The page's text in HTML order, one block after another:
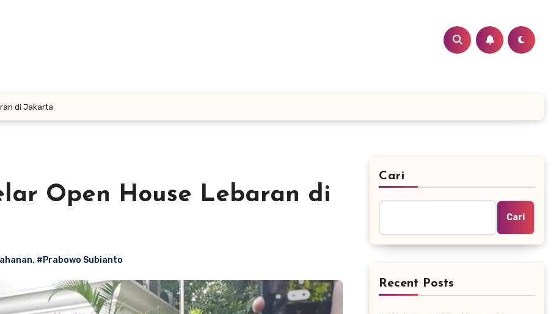
di Jakarta
Open House Lebaran di
, #Prabowo Subianto
Cari
Cari
Recent Posts